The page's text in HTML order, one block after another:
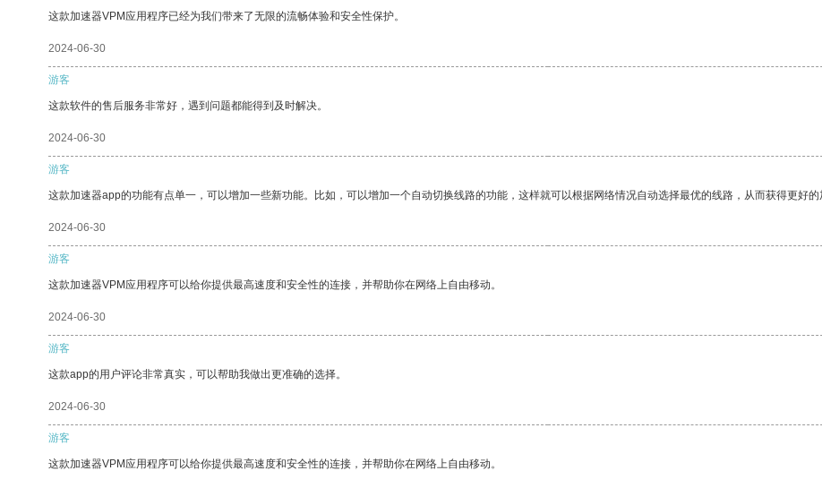
这款加速器VPM应用程序已经为我们带来了无限的流畅体验和安全性保护。
2024-06-30
游客
这款软件的售后服务非常好，遇到问题都能得到及时解决。
2024-06-30
游客
这款加速器app的功能有点单一，可以增加一些新功能。比如，可以增加一个自动切换线路的功能，这样就可以根据网络情况自动选择最优的线路，从而获得更好的
2024-06-30
游客
这款加速器VPM应用程序可以给你提供最高速度和安全性的连接，并帮助你在网络上自由移动。
2024-06-30
游客
这款app的用户评论非常真实，可以帮助我做出更准确的选择。
2024-06-30
游客
这款加速器VPM应用程序可以给你提供最高速度和安全性的连接，并帮助你在网络上自由移动。